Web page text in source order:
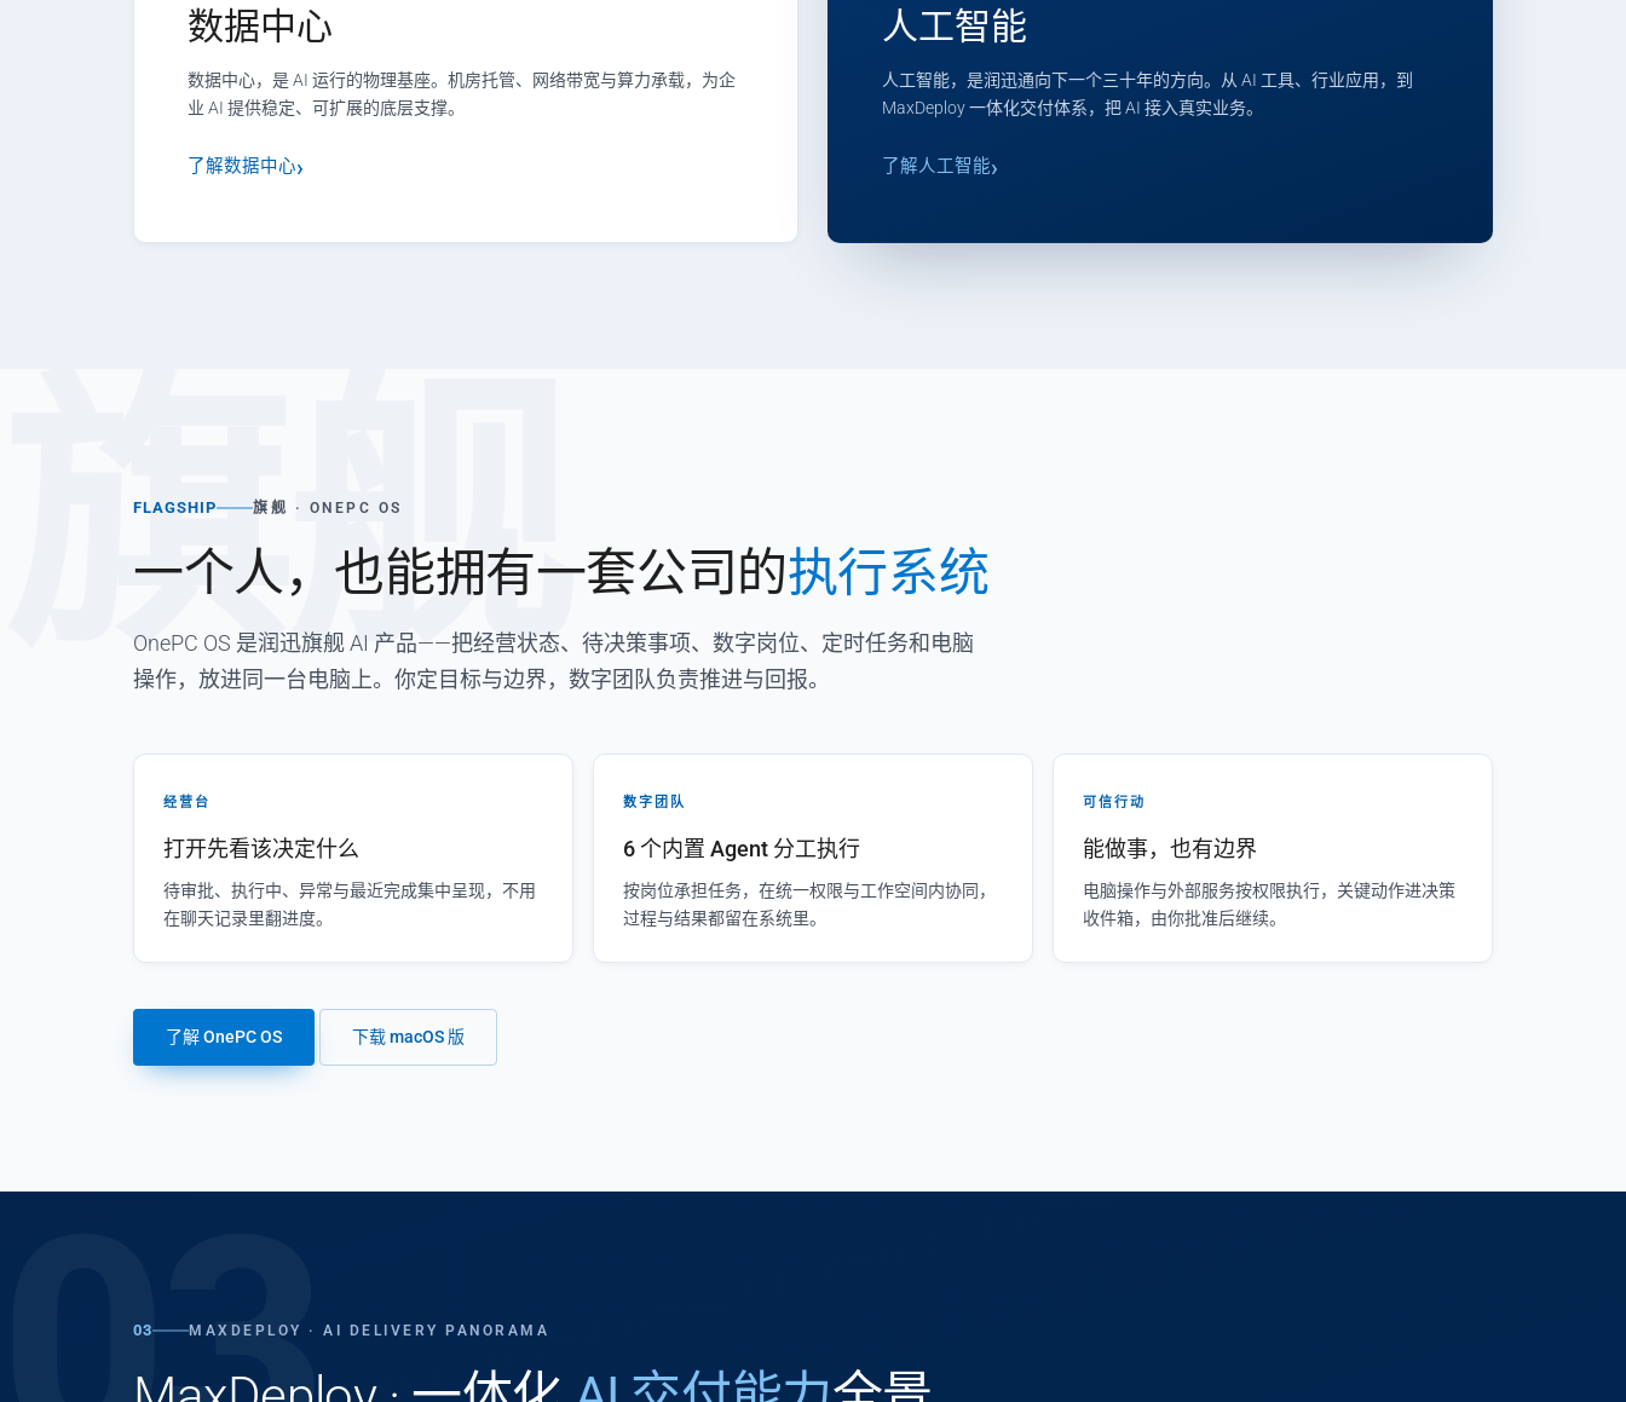
数据中心
数据中心，是 AI 运行的物理基座。机房托管、网络带宽与算力承载，为企
业 AI 提供稳定、可扩展的底层支撑。
了解数据中心
人工智能
人工智能，是润迅通向下一个三十年的方向。从 AI 工具、行业应用，到
MaxDeploy 一体化交付体系，把 AI 接入真实业务。
了解人工智能
旗舰
FLAGSHIP 旗舰 · ONEPC OS
一个人，也能拥有一套公司的执行系统
OnePC OS 是润迅旗舰 AI 产品——把经营状态、待决策事项、数字岗位、定时任务和电脑
操作，放进同一台电脑上。你定目标与边界，数字团队负责推进与回报。
经营台
打开先看该决定什么
待审批、执行中、异常与最近完成集中呈现，不用
在聊天记录里翻进度。
数字团队
6 个内置 Agent 分工执行
按岗位承担任务，在统一权限与工作空间内协同，
过程与结果都留在系统里。
可信行动
能做事，也有边界
电脑操作与外部服务按权限执行，关键动作进决策
收件箱，由你批准后继续。
了解 OnePC OS 下载 macOS 版
03 MAXDEPLOY · AI DELIVERY PANORAMA